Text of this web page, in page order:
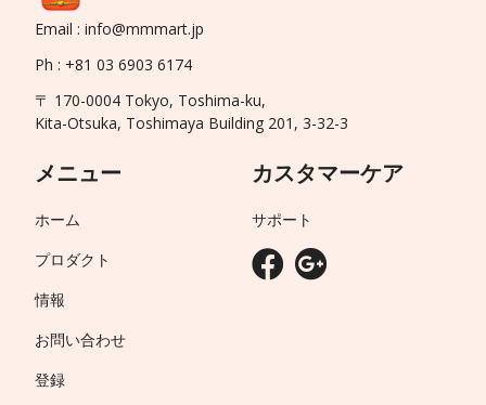
Email : info@mmmart.jp
Ph : +81 03 6903 6174
〒 170-0004 Tokyo, Toshima-ku,
Kita-Otsuka, Toshimaya Building 201, 3-32-3
メニュー
ホーム
プロダクト
情報
お問い合わせ
登録
カスタマーケア
サポート